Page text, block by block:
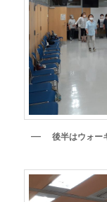
後半はウォー